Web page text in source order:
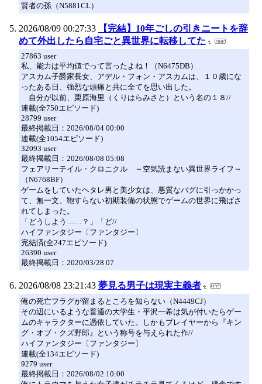
賢者の孫（N5881CL）
2026/08/09 00:27:33
【完結】10年ごしの引きニートを辞
めて外出したら自宅ごと異世界に転移してた
27863 user
私、能力は平均値でって言ったよね！（N6475DB）
アスカム子爵家長女、アデル・フォン・アスカムは、１０歳にな
ったある日、強烈な頭痛と共に全てを思い出した。
自分が以前、栗原海里（くりはらみさと）という名の１８//
連載(全750エピソード)
28799 user
最終掲載日：2026/08/04 00:00
連載(全1054エピソード)
32093 user
最終掲載日：2026/08/08 05:08
フェアリーテイル・クロニクル ～空気読まない異世界ライフ～
（N6768BF）
ゲームをしていたヘタレ男と美少女は、悪質なバグに引っかかっ
て、無一文、鞄すらない初期装備の状態でゲームの世界に飛ばさ
れてしまった。
「どうしよう……？」「ど//
ハイファンタジー〔ファンタジー〕
完結済(全247エピソード)
26390 user
最終掲載日：2020/03/28 07
2026/08/08 23:21:43 夢見る男子は現実主義者
俺の死亡フラグが留まるところを知らない（N4449CJ）
その辺にいるような普通の大学生・平沢一希は気が付いたらゲー
ムのキャラクターに憑依していた。しかもプレイヤーから『キン
グ・オブ・クズ野郎』という称号を与えられた作//
ハイファンタジー〔ファンタジー〕
連載(全134エピソード)
9279 user
最終掲載日：2026/08/02 10:00